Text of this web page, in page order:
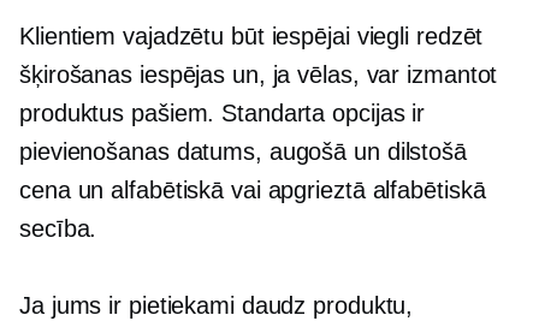
Klientiem vajadzētu būt iespējai viegli redzēt
šķirošanas iespējas un, ja vēlas, var izmantot
produktus pašiem. Standarta opcijas ir
pievienošanas datums, augošā un dilstošā
cena un alfabētiskā vai apgrieztā alfabētiskā
secība.
Ja jums ir pietiekami daudz produktu,